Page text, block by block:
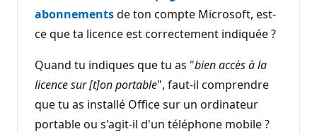
d
e
r
u
a
i
n
abonnementsde ton compte Microsoft, est-
ce que ta licence est correctement indiquée ?
Quand tu indiques que tu as "bien accès à la
licence sur [t]on portable", faut-il comprendre
que tu as installé Office sur un ordinateur
portable ou s'agit-il d'un téléphone mobile ?